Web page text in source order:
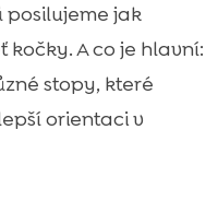
posilujeme jak
A co je hlavní:
stopy, které
orientaci v